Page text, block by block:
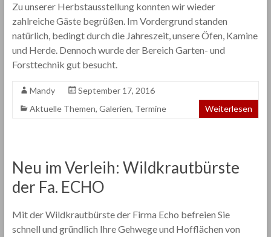
Zu unserer Herbstausstellung konnten wir wieder
zahlreiche Gäste begrüßen. Im Vordergrund standen
natürlich, bedingt durch die Jahreszeit, unsere Öfen, Kamine
und Herde. Dennoch wurde der Bereich Garten- und
Forsttechnik gut besucht.
Mandy
September 17, 2016
Aktuelle Themen, Galerien, Termine Weiterlesen
Neu im Verleih: Wildkrautbürste
der Fa. ECHO
Mit der Wildkrautbürste der Firma Echo befreien Sie
schnell und gründlich Ihre Gehwege und Hofflächen von